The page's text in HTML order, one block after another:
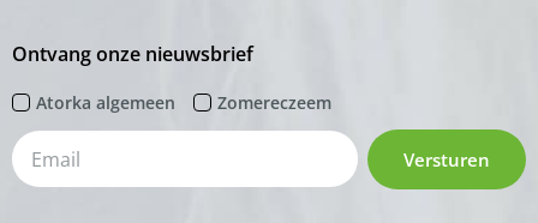
Ontvang onze nieuwsbrief
Atorka algemeen Zomereczeem
Versturen